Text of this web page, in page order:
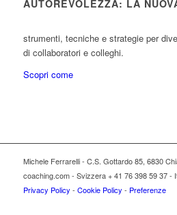
AUTOREVOLEZZA: LA
strumenti, tecniche e strategie per
di collaboratori e colleghi.
Scopri come
Michele Ferrarelli - C.S. Gottardo 85, 6830
coaching.com - Svizzera + 41 76 398 59 37 -
Privacy Policy - Cookie Policy - Preferenze